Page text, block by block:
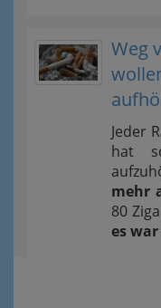
Weg
Jeder
hat
mehr
80
es